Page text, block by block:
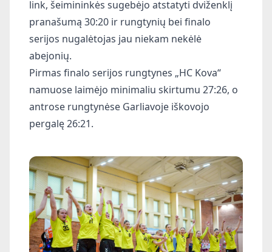
link, šeimininkės sugebėjo atstatyti dviženklį
pranašumą 30:20 ir rungtynių bei finalo
serijos nugalėtojas jau niekam nekėlė
abejonių.
Pirmas finalo serijos rungtynes „HC Kova“
namuose laimėjo minimaliu skirtumu 27:26, o
antrose rungtynėse Garliavoje iškovojo
pergalę 26:21.